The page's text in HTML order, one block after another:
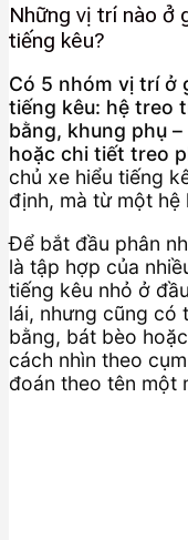
Những vị trí nào ở
tiếng kêu?
Có 5 nhóm vị trí ở
tiếng kêu: hệ treo
bằng, khung phụ
hoặc chi tiết treo
chủ xe hiểu tiếng
định, mà từ một
Để bắt đầu phân
là tập hợp của
tiếng kêu nhỏ ở
lái, nhưng cũng có
bằng, bát bèo
cách nhìn theo
đoán theo tên một